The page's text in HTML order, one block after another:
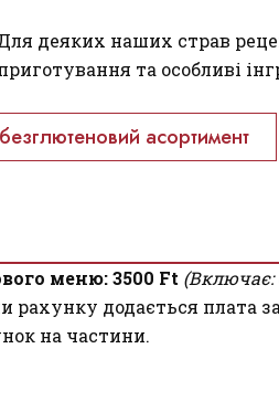
деяких наших страв
та особливі
асортимент
меню: 3500 Ft (Включає:
додається плата
на частини.